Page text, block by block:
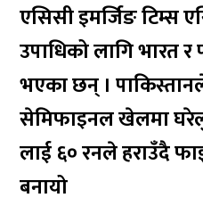
एसिसी इमर्जिङ टिम्स
उपाधिको लागि भारत
भएका छन् ।
सेमिफाइनल खेलमा
लाई ६० रनले हराउँदै
बनायो